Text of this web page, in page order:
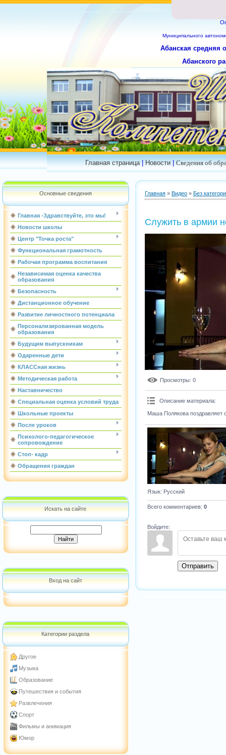
Муниципального
Абанская средняя
Абанского
Главная страница|Новости|Сведения об
Основные сведения
Главная -Здравствуйте, это мы!
Новости школы
Центр "Точка роста"
Функциональная грамотность
Рабочая программа воспитания
Независимая оценка качества
образования
Безопасность
Дистанционное обучение
Развитие личностного потенциала
Персонализированная модель
образования
Будущим выпускникам
Одаренные дети
КЛАССная жизнь
Методическая работа
Наставничество
Специальная оценка условий труда
Школьные проекты
После уроков
Психолого-педагогическое
сопровождение
Стоп- кадр
Обращения граждан
Искать на сайте
Вход на сайт
Категории раздела
Другое
Музыка
Образование
Путешествия и события
Развлечения
Спорт
Фильмы и анимация
Юмор
Главная » Видео » Без
Служить в армии
Просмотры: 0
Описание материала:
Маша Полякова
Язык: Русский
Всего комментариев: 0
Войдите:
Отправить